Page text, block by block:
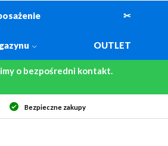
✂
OUTLET
o bezpośredni kontakt.
Bezpieczne zakupy